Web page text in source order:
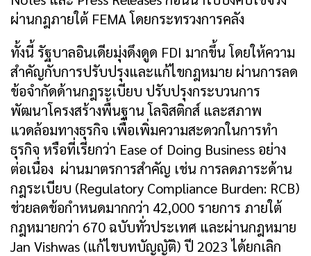
ผ่านกฎภายใต้ FEMA โดยกระทรวงการคลัง
ทั้งนี้ รัฐบาลอินเดียมุ่งดึงดูด FDI มากขึ้น โดยให้ความ
สำคัญกับการปรับปรุงและแก้ไขกฎหมาย ผ่านการลด
ข้อจำกัดด้านกฎระเบียบ ปรับปรุงกระบวนการ
พัฒนาโครงสร้างพื้นฐาน โลจิสติกส์ และสภาพ
แวดล้อมทางธุรกิจ เพื่อเพิ่มความสะดวกในการทำ
ธุรกิจ หรือที่เรียกว่า Ease of Doing Business อย่าง
ต่อเนื่อง ผ่านมาตรการสำคัญ เช่น การลดภาระด้าน
กฎระเบียบ (Regulatory Compliance Burden: RCB)
ช่วยลดข้อกำหนดมากกว่า 42,000 รายการ ภายใต้
กฎหมายกว่า 670 ฉบับทั่วประเทศ และผ่านกฎหมาย
Jan Vishwas (แก้ไขบทบัญญัติ) ปี 2023 ได้ยกเลิก